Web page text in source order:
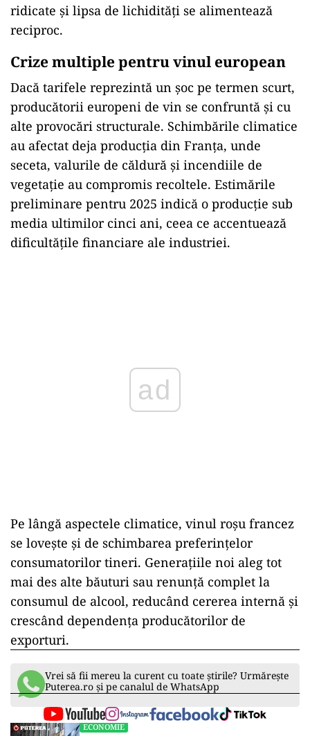
ridicate și lipsa de lichidități se alimentează
reciproc.
Crize multiple pentru vinul european
Dacă tarifele reprezintă un șoc pe termen scurt,
producătorii europeni de vin se confruntă și cu
alte provocări structurale. Schimbările climatice
au afectat deja producția din Franța, unde
seceta, valurile de căldură și incendiile de
vegetație au compromis recoltele. Estimările
preliminare pentru 2025 indică o producție sub
media ultimilor cinci ani, ceea ce accentuează
dificultățile financiare ale industriei.
ad
Pe lângă aspectele climatice, vinul roșu francez
se lovește și de schimbarea preferințelor
consumatorilor tineri. Generațiile noi aleg tot
mai des alte băuturi sau renunță complet la
consumul de alcool, reducând cererea internă și
crescând dependența producătorilor de
exporturi.
Vrei să fii mereu la curent cu toate știrile? Urmărește
Puterea.ro și pe canalul de WhatsApp
ECONOMIE